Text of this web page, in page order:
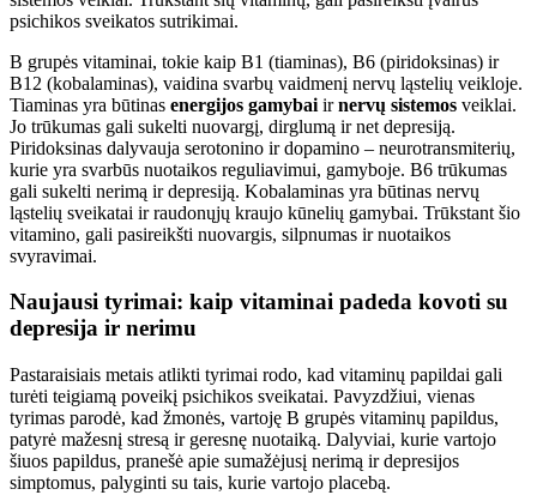
psichikos sveikatos sutrikimai.
B grupės vitaminai, tokie kaip B1 (tiaminas), B6 (piridoksinas) ir
B12 (kobalaminas), vaidina svarbų vaidmenį nervų ląstelių veikloje.
Tiaminas yra būtinas energijos gamybai irnervų sistemos veiklai.
Jo trūkumas gali sukelti nuovargį, dirglumą ir net depresiją.
Piridoksinas dalyvauja serotonino ir dopamino – neurotransmiterių,
kurie yra svarbūs nuotaikos reguliavimui, gamyboje. B6 trūkumas
gali sukelti nerimą ir depresiją. Kobalaminas yra būtinas nervų
ląstelių sveikatai ir raudonųjų kraujo kūnelių gamybai. Trūkstant šio
vitamino, gali pasireikšti nuovargis, silpnumas ir nuotaikos
svyravimai.
Naujausi tyrimai: kaip vitaminai padeda kovoti su
depresija ir nerimu
Pastaraisiais metais atlikti tyrimai rodo, kad vitaminų papildai gali
turėti teigiamą poveikį psichikos sveikatai. Pavyzdžiui, vienas
tyrimas parodė, kad žmonės, vartoję B grupės vitaminų papildus,
patyrė mažesnį stresą ir geresnę nuotaiką. Dalyviai, kurie vartojo
šiuos papildus, pranešė apie sumažėjusį nerimą ir depresijos
simptomus, palyginti su tais, kurie vartojo placebą.